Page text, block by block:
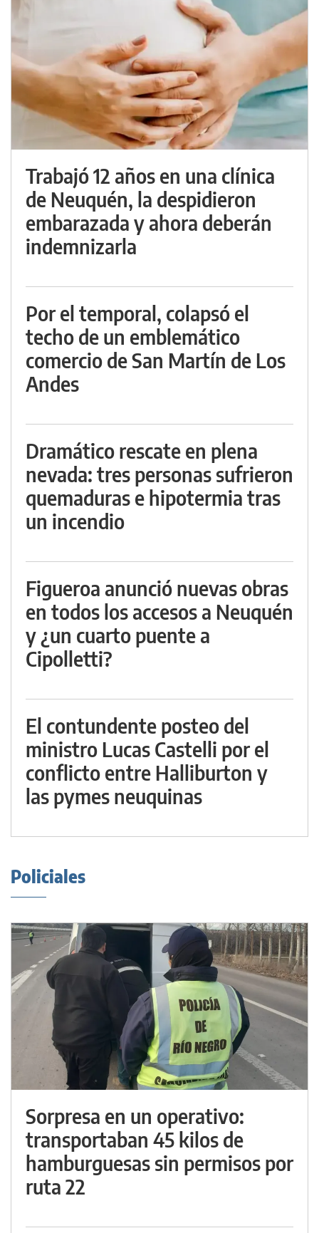
Trabajó 12 años en una clínica
de Neuquén, la despidieron
embarazada y ahora deberán
indemnizarla
Por el temporal, colapsó el
techo de un emblemático
comercio de San Martín de Los
Andes
Dramático rescate en plena
nevada: tres personas sufrieron
quemaduras e hipotermia tras
un incendio
Figueroa anunció nuevas obras
en todos los accesos a Neuquén
y ¿un cuarto puente a
Cipolletti?
El contundente posteo del
ministro Lucas Castelli por el
conflicto entre Halliburton y
las pymes neuquinas
Policiales
Sorpresa en un operativo:
transportaban 45 kilos de
hamburguesas sin permisos por
ruta 22